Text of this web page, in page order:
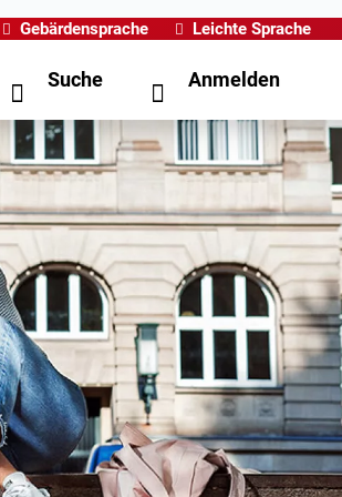
Gebärdensprache Leichte Sprache
Suche Anmelden